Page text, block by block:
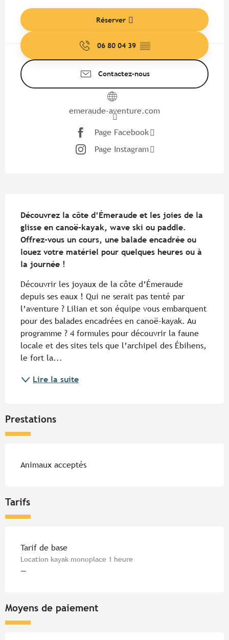
Réserver
06 80 04 39 ▒▒
Contactez-nous
emeraude-aventure.com
Page Facebook
Page Instagram
Découvrez la côte d’Émeraude et les joies de la
glisse en canoë-kayak, wave ski ou paddle.
Offrez-vous un cours, une balade encadrée ou
louez votre matériel pour quelques heures ou à
la journée !
Découvrir les joyaux de la côte d’Émeraude
depuis ses eaux ! Qui ne serait pas tenté par
l’aventure ? Lilian et son équipe vous embarquent
pour des balades encadrées en canoë-kayak. Au
programme ? 4 formules pour découvrir la faune
locale et des sites tels que l’archipel des Ébihens,
le fort la...
Lire la suite
Prestations
Animaux acceptés
Tarifs
Tarifs 2026
Tarif de base
Location kayak monoplace 1 heure
—
Moyens de paiement